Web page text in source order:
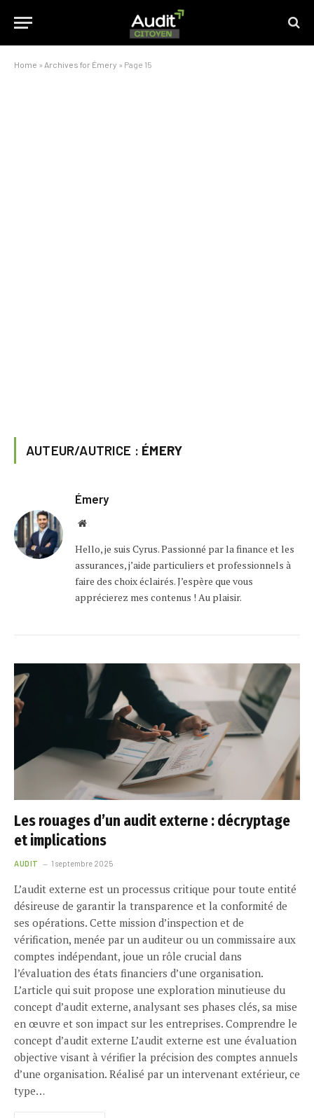
Home » Archives for Émery » Page 15
AUTEUR/AUTRICE : ÉMERY
Émery
Website
Hello, je suis Cyrus. Passionné par la finance et les
assurances, j’aide particuliers et professionnels à
faire des choix éclairés. J’espère que vous
apprécierez mes contenus ! Au plaisir.
Les rouages d’un audit externe : décryptage
et implications
AUDIT 1 septembre 2025
L’audit externe est un processus critique pour toute entité
désireuse de garantir la transparence et la conformité de
ses opérations. Cette mission d’inspection et de
vérification, menée par un auditeur ou un commissaire aux
comptes indépendant, joue un rôle crucial dans
l’évaluation des états financiers d’une organisation.
L’article qui suit propose une exploration minutieuse du
concept d’audit externe, analysant ses phases clés, sa mise
en œuvre et son impact sur les entreprises. Comprendre le
concept d’audit externe L’audit externe est une évaluation
objective visant à vérifier la précision des comptes annuels
d’une organisation. Réalisé par un intervenant extérieur, ce
type…